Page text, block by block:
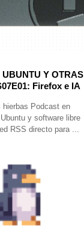
Y OTRAS
Firefox e IA
hierbas Podcast en
y software libre
RSS directo para ...